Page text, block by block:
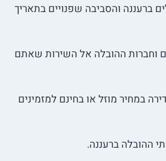
ברעננה והסביבה שפנויים בתאריך
וחברות ההובלה אל השירות שאתם
במחיר מוזל או בחינם למזמינים
ההובלה ברעננה.